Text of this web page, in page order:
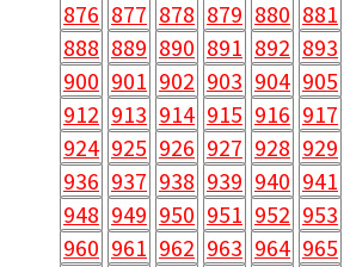
876 877 878 879 880 881
888 889 890 891 892 893
900 901 902 903 904 905
912 913 914 915 916 917
924 925 926 927 928 929
936 937 938 939 940 941
948 949 950 951 952 953
960 961 962 963 964 965